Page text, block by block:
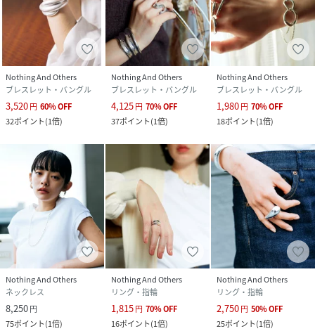
Nothing And Others
ブレスレット・バングル
3,520円 60%OFF
32ポイント(1倍)
Nothing And Others
ブレスレット・バングル
4,125円 70%OFF
37ポイント(1倍)
Nothing And Others
ブレスレット・バングル
1,980円 70%OFF
18ポイント(1倍)
Nothing And Others
ネックレス
8,250円
75ポイント(1倍)
Nothing And Others
リング・指輪
1,815円 70%OFF
16ポイント(1倍)
Nothing And Others
リング・指輪
2,750円 50%OFF
25ポイント(1倍)